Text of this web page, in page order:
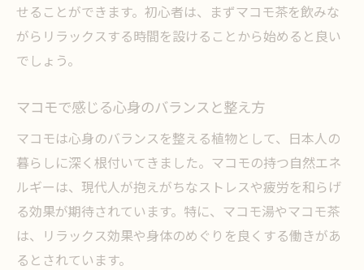
せることができます。初心者は、まずマコモ茶を飲みな
がらリラックスする時間を設けることから始めると良い
でしょう。
マコモで感じる心身のバランスと整え方
マコモは心身のバランスを整える植物として、日本人の
暮らしに深く根付いてきました。マコモの持つ自然エネ
ルギーは、現代人が抱えがちなストレスや疲労を和らげ
る効果が期待されています。特に、マコモ湯やマコモ茶
は、リラックス効果や身体のめぐりを良くする働きがあ
るとされています。